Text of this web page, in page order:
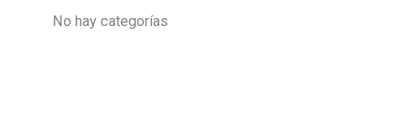
No hay categorías